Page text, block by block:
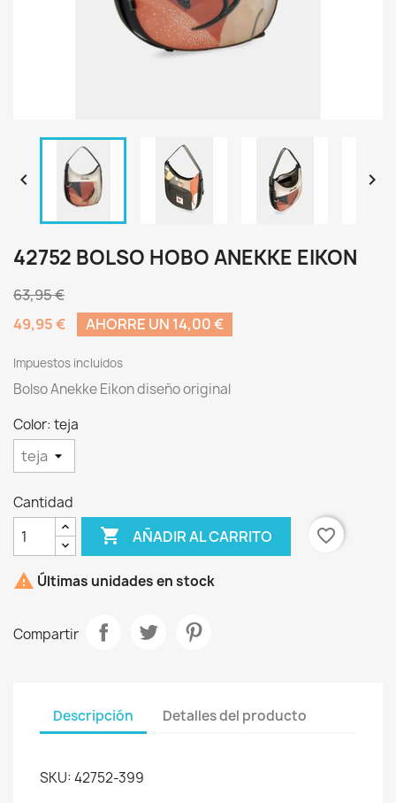
 
42752 BOLSO HOBO ANEKKE EIKON
63,95 €
49,95 €
AHORRE UN 14,00 €
Impuestos incluidos
Bolso Anekke Eikon diseño original
Color: teja
Cantidad
 AÑADIR AL CARRITO favorite_border
 Últimas unidades en stock
Compartir
Descripción Detalles del producto
SKU: 42752-399
Crear lista de deseos
Nombre de la lista de deseos
Cancelar Crear lista de deseos